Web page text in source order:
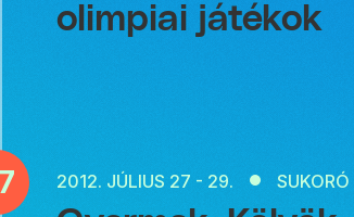
olimpiai játékok
2012. JÚLIUS 27 - 29. SUKORÓ